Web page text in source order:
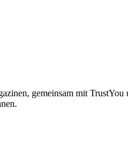
gemeinsam mit